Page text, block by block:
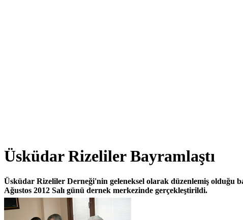
Üsküdar Rizeliler Bayramlaştı
Üsküdar Rizeliler Derneği'nin geleneksel olarak düzenlemiş olduğu
Ağustos 2012 Salı günü dernek merkezinde gerçekleştirildi.